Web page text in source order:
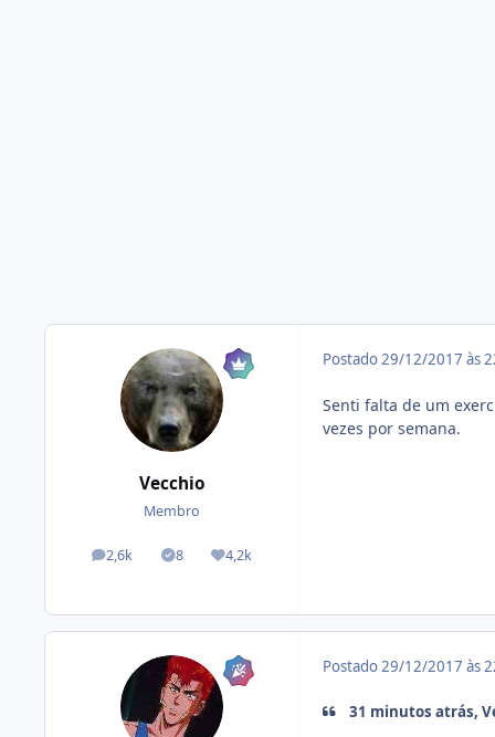
Vecchio
Membro
2,6k
posts 8
Tópicos solucionados
4,2k
Reputação
Postado29/12/2017 às
Senti falta de um
vezes por semana.
Postado29/12/2017 às
31 minutos atrás,